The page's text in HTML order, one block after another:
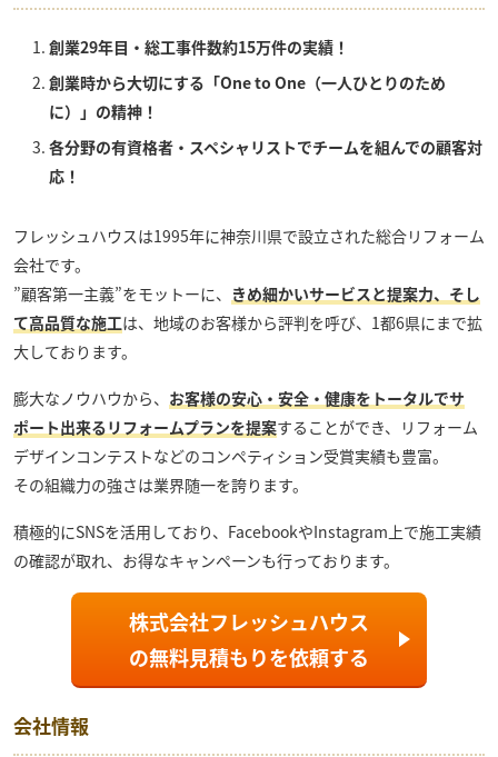
創業29年目・総工事件数約15万件の実績！
創業時から大切にする「One to One（一人ひとりのため
に）」の精神！
各分野の有資格者・スペシャリストでチームを組んでの顧客対
応！
フレッシュハウスは1995年に神奈川県で設立された総合リフォーム
会社です。
”顧客第一主義”をモットーに、 きめ細かいサービスと提案力、そし
て高品質な施工は、地域のお客様から評判を呼び、1都6県にまで拡
大しております。
膨大なノウハウから、 お客様の安心・安全・健康をトータルでサ
ポート出来るリフォームプランを提案することができ、リフォーム
デザインコンテストなどのコンペティション受賞実績も豊富。
その組織力の強さは業界随一を誇ります。
積極的にSNSを活用しており、FacebookやInstagram上で施工実績
の確認が取れ、お得なキャンペーンも行っております。
株式会社フレッシュハウス
の無料見積もりを依頼する
会社情報